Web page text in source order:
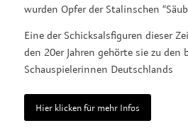
wurden Opfer der Stalinschen
Eine der Schicksalsfiguren dieser
den 20er Jahren gehörte sie zu den
Schauspielerinnen Deutschlands
Hier klicken für mehr Infos